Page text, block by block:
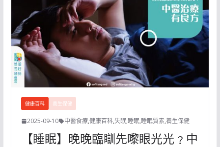
健康百科 養生保健
2025-09-10 中醫食療,健康百科,失眠,睡眠,睡眠質素,養生保健
【睡眠】晚晚臨瞓先嚟眼光光﹖中